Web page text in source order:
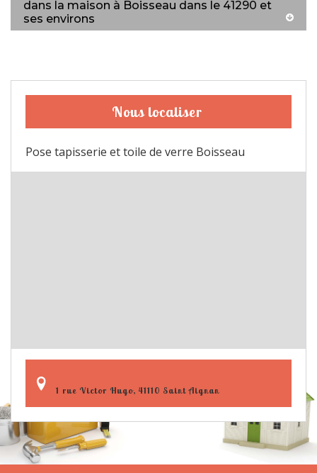
dans la maison à Boisseau dans le 41290 et
ses environs
Nous localiser
Pose tapisserie et toile de verre Boisseau
1 rue Victor Hugo, 41110 Saint Aignan